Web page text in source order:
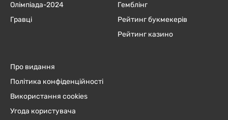
Олімпіада-2024
Гравці
Гемблінг
Рейтинг букмекерів
Рейтинг казино
Про видання
Політика конфіденційності
Використання cookies
Угода користувача